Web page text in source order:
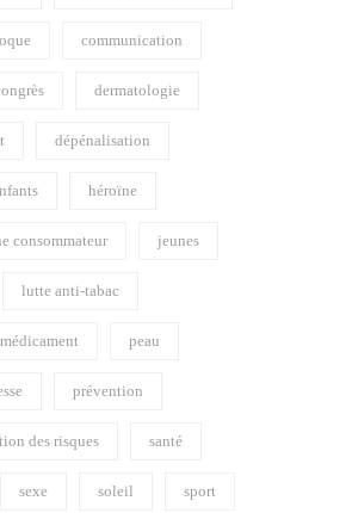
communication
dermatologie
dépénalisation
héroïne
consommateur jeunes
lutte anti-tabac
médicament peau
prévention
des risques santé
sexe soleil sport